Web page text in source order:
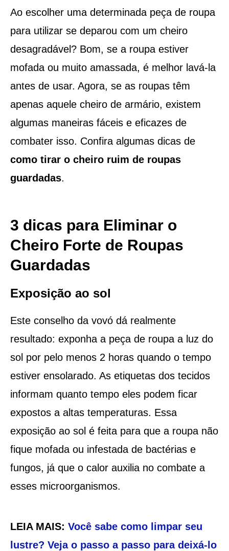
Ao escolher uma determinada peça de roupa
para utilizar se deparou com um cheiro
desagradável? Bom, se a roupa estiver
mofada ou muito amassada, é melhor lavá-la
antes de usar. Agora, se as roupas têm
apenas aquele cheiro de armário, existem
algumas maneiras fáceis e eficazes de
combater isso. Confira algumas dicas de
como tirar o cheiro ruim de roupas
guardadas.
3 dicas para Eliminar o
Cheiro Forte de Roupas
Guardadas
Exposição ao sol
Este conselho da vovó dá realmente
resultado: exponha a peça de roupa a luz do
sol por pelo menos 2 horas quando o tempo
estiver ensolarado. As etiquetas dos tecidos
informam quanto tempo eles podem ficar
expostos a altas temperaturas. Essa
exposição ao sol é feita para que a roupa não
fique mofada ou infestada de bactérias e
fungos, já que o calor auxilia no combate a
esses microorganismos.
LEIA MAIS: Você sabe como limpar seu
lustre? Veja o passo a passo para deixá-lo